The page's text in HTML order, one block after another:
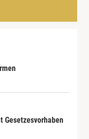
Gesetzesvorhaben